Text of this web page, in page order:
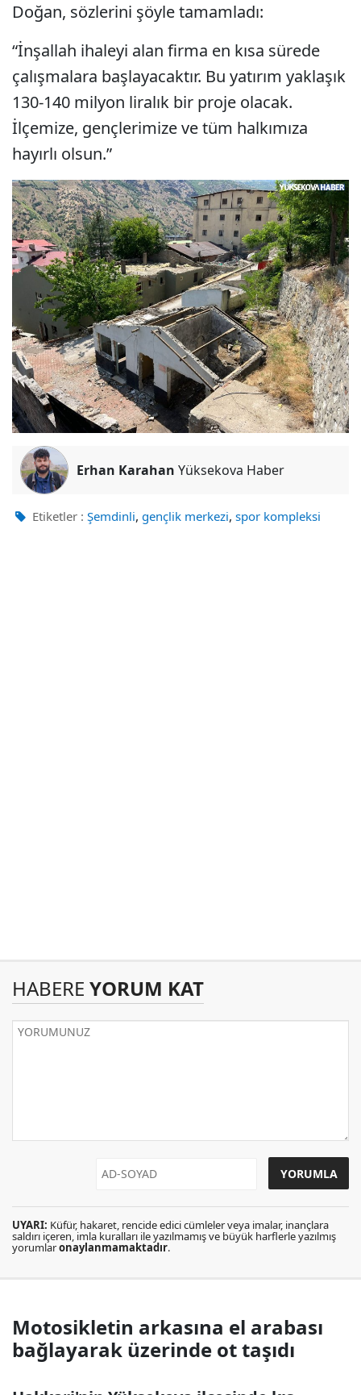
Doğan, sözlerini şöyle tamamladı:
“İnşallah ihaleyi alan firma en kısa sürede
çalışmalara başlayacaktır. Bu yatırım yaklaşık
130-140 milyon liralık bir proje olacak.
İlçemize, gençlerimize ve tüm halkımıza
hayırlı olsun.”
Erhan Karahan Yüksekova Haber
Etiketler : Şemdinli, gençlik merkezi, spor kompleksi
HABERE YORUM KAT
UYARI: Küfür, hakaret, rencide edici cümleler veya imalar, inançlara
saldırı içeren, imla kuralları ile yazılmamış ve büyük harflerle yazılmış
yorumlaronaylanmamaktadır.
Motosikletin arkasına el arabası
bağlayarak üzerinde ot taşıdı